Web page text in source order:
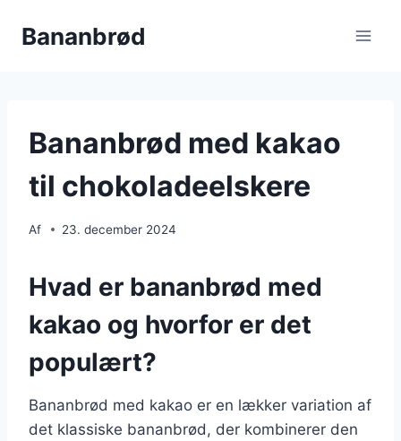
Bananbrød
Bananbrød med kakao
til chokoladeelskere
Af 23. december 2024
Hvad er bananbrød med
kakao og hvorfor er det
populært?
Bananbrød med kakao er en lækker variation af
det klassiske bananbrød, der kombinerer den